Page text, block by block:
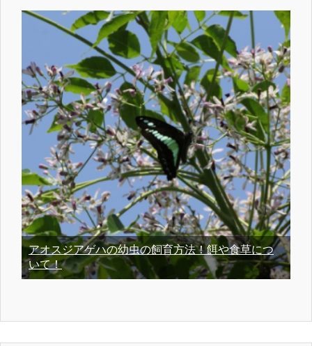
アオスジアゲハの幼虫の飼育方法！餌や食草につ
いて！